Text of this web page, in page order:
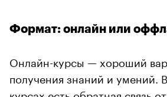
Формат: онлайн или
Онлайн-курсы — хороший
получения знаний и умений.